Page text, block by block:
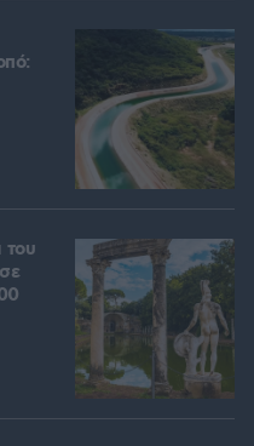
του